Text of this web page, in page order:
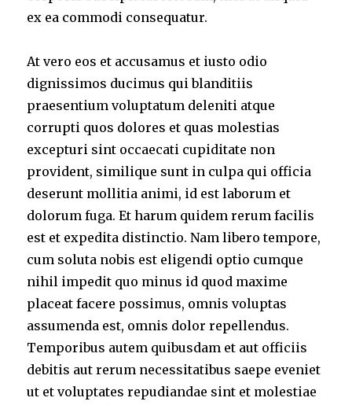
ex ea commodi consequatur.
At vero eos et accusamus et iusto odio
dignissimos ducimus qui blanditiis
praesentium voluptatum deleniti atque
corrupti quos dolores et quas molestias
excepturi sint occaecati cupiditate non
provident, similique sunt in culpa qui officia
deserunt mollitia animi, id est laborum et
dolorum fuga. Et harum quidem rerum facilis
est et expedita distinctio. Nam libero tempore,
cum soluta nobis est eligendi optio cumque
nihil impedit quo minus id quod maxime
placeat facere possimus, omnis voluptas
assumenda est, omnis dolor repellendus.
Temporibus autem quibusdam et aut officiis
debitis aut rerum necessitatibus saepe eveniet
ut et voluptates repudiandae sint et molestiae